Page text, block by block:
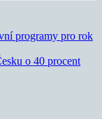
programy pro rok
o 40 procent